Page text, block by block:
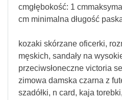
cmgłębokość: 1
cm minimalna długość
kozaki skórzane oficerki,
męskich, sandały na
przeciwsłoneczne victoria
zimowa damska czarna z
szadółki, n card, kaja